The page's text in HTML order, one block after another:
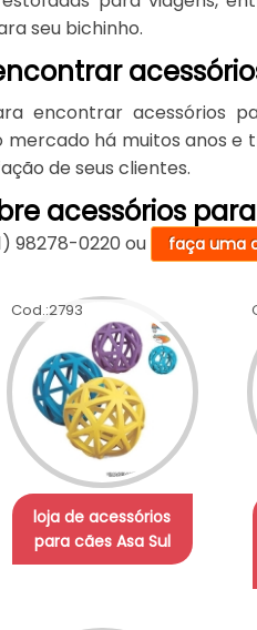
seu bichinho.
encontrar acessórios
mercado há muitos anos e
de seus clientes.
acessórios
98278-0220 ou faça uma
Cod.:2793
loja de acessórios
para cães Asa Sul